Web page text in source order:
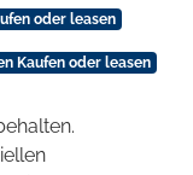
oder leasen
Kaufen oder leasen